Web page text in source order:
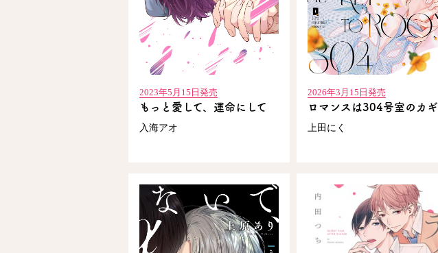
2023年5月15日発売
もっと愛して、運命にして
入海アオ
2026年3月15日発売
ロマンスは304号室のカギ
上田にく